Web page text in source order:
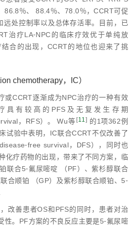
86.8％、 88.4％、78.0％，CCRT可促
远处控制率以及总体存活率。目前，已
治疗LA⁃NPC的临床疗效优于单纯放
合的出现，CCRT的地位也迎来了挑
chemotherapy，IC）
或CCRT逐渐成为NPC治疗的一种有效
具有较高的PFS及无复发生存期
，RFS）。 Wu等 [11] 的1项362例
试验中表明，IC联合CCRT不仅改善了
survival，DFS），同时也
化疗药物的出现，带来了不同方案，临
联合5⁃氟尿嘧啶 （PF）、紫杉醇联合
合顺铂 （GP）及紫杉醇联合顺铂、5⁃
改善患者OS和PFS的同时，患者对治
性。PF方案的不良反应主要是5⁃氟尿嘧